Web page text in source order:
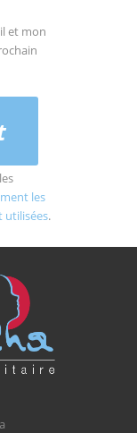
et mon
les
utilisées.